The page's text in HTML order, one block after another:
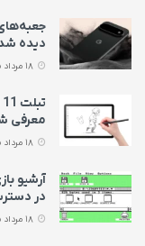
دیده
معرفی
آرشیو
در